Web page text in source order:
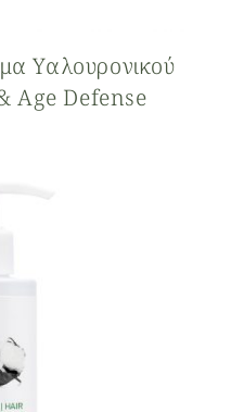
Υαλουρονικού
Age Defense